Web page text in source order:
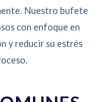
Nuestro bufete
con enfoque en
y reducir su estrés